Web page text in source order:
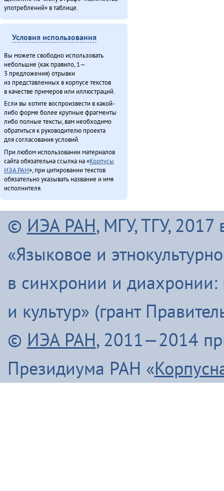
употреблений» в таблице.
Условия использования
Вы можете свободно использовать
небольшие (как правило, 1—
3 предложения) отрывки
из представленных в корпусе текстов
в качестве примеров или иллюстраций.
Если вы хотите воспроизвести в какой-
либо форме более крупные фрагменты
либо полные тексты, вам необходимо
обратиться к руководителю проекта
для согласования условий.
При любом использовании материалов
сайта обязательна ссылка на «Корпусы
ИЭА РАН», при цитировании текстов
обязательно указывать название и имя
исполнителя.
© ИЭА РАН, МГУ, ТГУ, 2017
«Языковое и
в синхронии и диахронии:
и культур» (грант
© ИЭА РАН, 2011—2014
Президиума РАН «